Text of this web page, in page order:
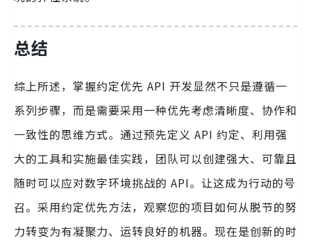
总结
综上所述，掌握约定优先 API 开发显然不只是遵循一
系列步骤，而是需要采用一种优先考虑清晰度、协作和
一致性的思维方式。通过预先定义 API 约定、利用强
大的工具和实施最佳实践，团队可以创建强大、可靠且
随时可以应对数字环境挑战的 API。让这成为行动的号
召。采用约定优先方法，观察您的项目如何从脱节的努
力转变为有凝聚力、运转良好的机器。现在是创新的时